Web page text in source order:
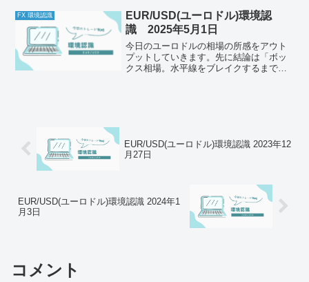
ですが、仮眠が取れたのでその後回復し
ました。体調はいい状態...
FX 環境認識
EUR/USD(ユーロドル)環境認
識 2025年5月1日
今日のユーロドルの相場の所感をアウト
プットしていきます。先に結論は「ボッ
クス相場。水平線をブレイクするまで待
EUR/USD(ユーロドル)環境認識 2023年12
月27日
EUR/USD(ユーロドル)環境認識 2024年1
月3日
コメント